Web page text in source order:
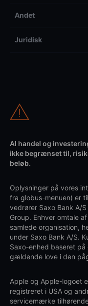
Andet
Juridisk
Al handel og
ikke begrænset til,
beløb.
Oplysninger på vores
fra globus-menuen) er
vedrører Saxo Bank A/
Group. Enhver omtale
samlede organisation,
under Saxo Bank A/S.
Saxo-enhed baseret
gældende love i den
Apple og Apple-logoet
registreret i USA og
servicemærke